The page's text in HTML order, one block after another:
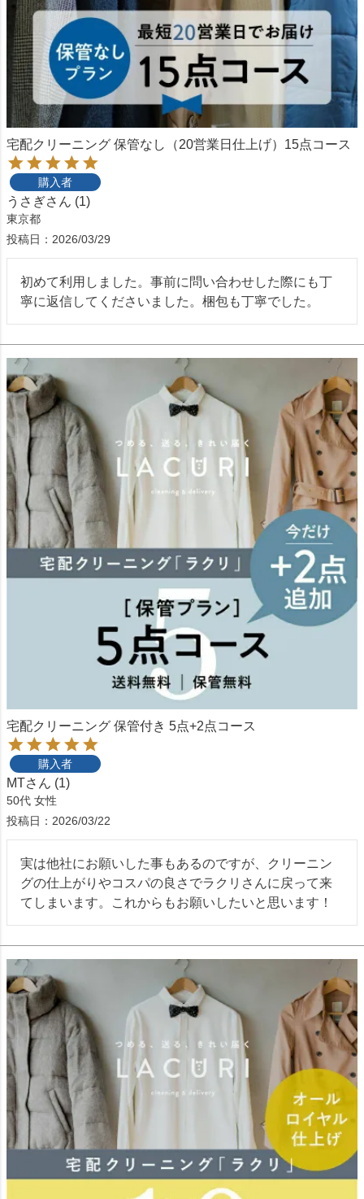
宅配クリーニング 保管なし（20営業日仕上げ）15点コース
購入者
うさぎ 1
東京都
投稿日
2026/03/29
初めて利用しました。事前に問い合わせした際にも丁
寧に返信してくださいました。梱包も丁寧でした。
宅配クリーニング 保管付き 5点+2点コース
購入者
MT 1
50代 女性
投稿日
2026/03/22
実は他社にお願いした事もあるのですが、クリーニン
グの仕上がりやコスパの良さでラクリさんに戻って来
てしまいます。これからもお願いしたいと思います！